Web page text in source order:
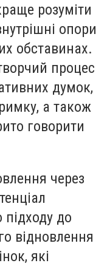
розуміти
опори
обставинах.
процес
думок,
а також
говорити
через
підходу до
відновлення
які